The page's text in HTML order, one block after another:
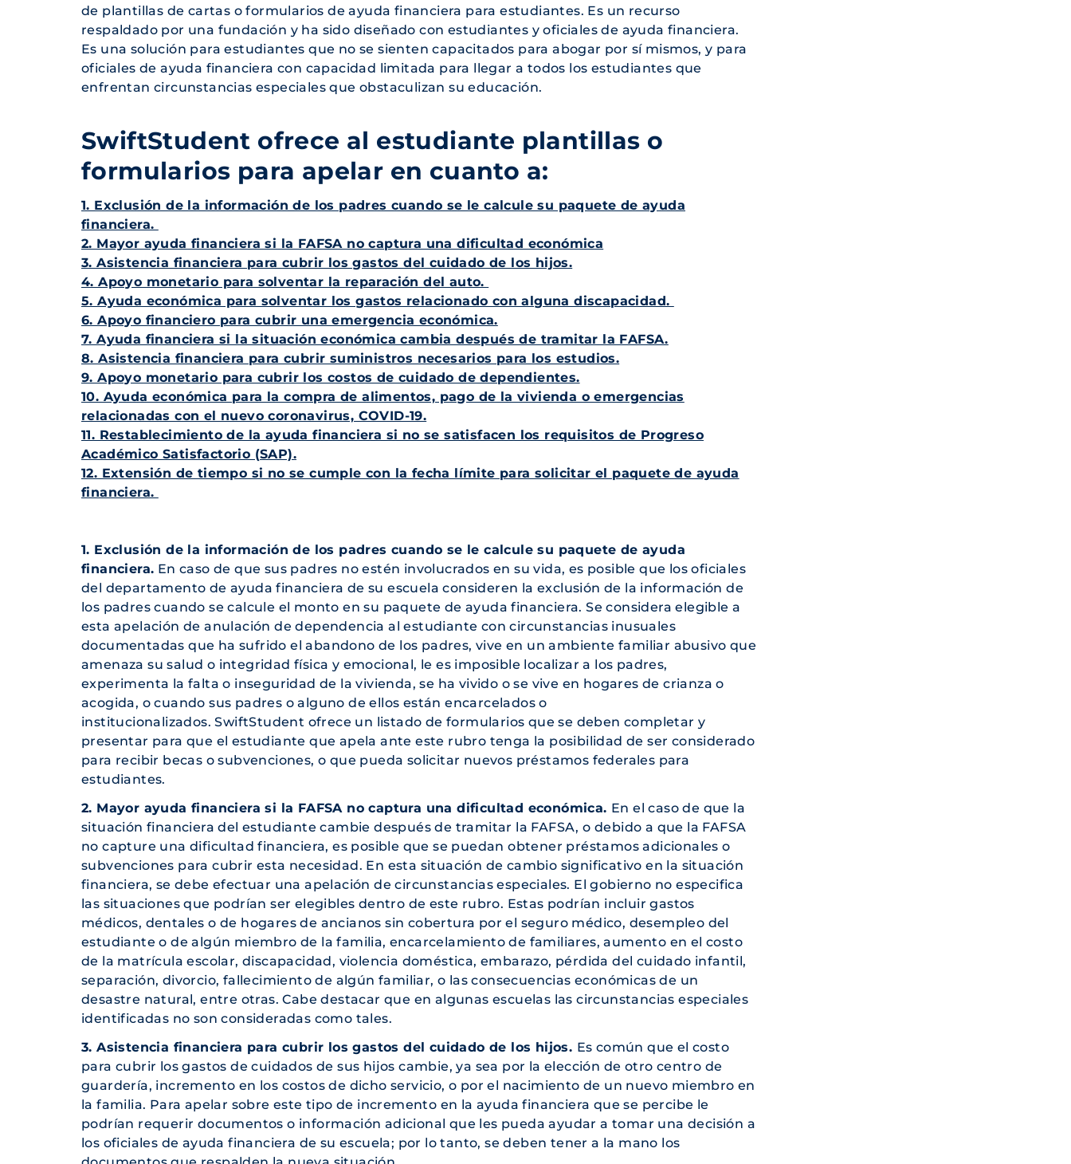
de plantillas de cartas o formularios de ayuda financiera para estudiantes. Es un recurso
respaldado por una fundación y ha sido diseñado con estudiantes y oficiales de ayuda financiera.
Es una solución para estudiantes que no se sienten capacitados para abogar por sí mismos, y para
oficiales de ayuda financiera con capacidad limitada para llegar a todos los estudiantes que
enfrentan circunstancias especiales que obstaculizan su educación.
SwiftStudent ofrece al estudiante plantillas o
formularios para apelar en cuanto a:
1. Exclusión de la información de los padres cuando se le calcule su paquete de ayuda
financiera.
2. Mayor ayuda financiera si la FAFSA no captura una dificultad económica
3. Asistencia financiera para cubrir los gastos del cuidado de los hijos.
4. Apoyo monetario para solventar la reparación del auto.
5. Ayuda económica para solventar los gastos relacionado con alguna discapacidad.
6. Apoyo financiero para cubrir una emergencia económica.
7. Ayuda financiera si la situación económica cambia después de tramitar la FAFSA.
8. Asistencia financiera para cubrir suministros necesarios para los estudios.
9. Apoyo monetario para cubrir los costos de cuidado de dependientes.
10. Ayuda económica para la compra de alimentos, pago de la vivienda o emergencias
relacionadas con el nuevo coronavirus, COVID-19.
11. Restablecimiento de la ayuda financiera si no se satisfacen los requisitos de Progreso
Académico Satisfactorio (SAP).
12. Extensión de tiempo si no se cumple con la fecha límite para solicitar el paquete de ayuda
financiera.
1. Exclusión de la información de los padres cuando se le calcule su paquete de ayuda
financiera. En caso de que sus padres no estén involucrados en su vida, es posible que los oficiales
del departamento de ayuda financiera de su escuela consideren la exclusión de la información de
los padres cuando se calcule el monto en su paquete de ayuda financiera. Se considera elegible a
esta apelación de anulación de dependencia al estudiante con circunstancias inusuales
documentadas que ha sufrido el abandono de los padres, vive en un ambiente familiar abusivo que
amenaza su salud o integridad física y emocional, le es imposible localizar a los padres,
experimenta la falta o inseguridad de la vivienda, se ha vivido o se vive en hogares de crianza o
acogida, o cuando sus padres o alguno de ellos están encarcelados o
institucionalizados. SwiftStudent ofrece un listado de formularios que se deben completar y
presentar para que el estudiante que apela ante este rubro tenga la posibilidad de ser considerado
para recibir becas o subvenciones, o que pueda solicitar nuevos préstamos federales para
estudiantes.
2. Mayor ayuda financiera si la FAFSA no captura una dificultad económica. En el caso de que la
situación financiera del estudiante cambie después de tramitar la FAFSA, o debido a que la FAFSA
no capture una dificultad financiera, es posible que se puedan obtener préstamos adicionales o
subvenciones para cubrir esta necesidad. En esta situación de cambio significativo en la situación
financiera, se debe efectuar una apelación de circunstancias especiales. El gobierno no especifica
las situaciones que podrían ser elegibles dentro de este rubro. Estas podrían incluir gastos
médicos, dentales o de hogares de ancianos sin cobertura por el seguro médico, desempleo del
estudiante o de algún miembro de la familia, encarcelamiento de familiares, aumento en el costo
de la matrícula escolar, discapacidad, violencia doméstica, embarazo, pérdida del cuidado infantil,
separación, divorcio, fallecimiento de algún familiar, o las consecuencias económicas de un
desastre natural, entre otras. Cabe destacar que en algunas escuelas las circunstancias especiales
identificadas no son consideradas como tales.
3. Asistencia financiera para cubrir los gastos del cuidado de los hijos. Es común que el costo
para cubrir los gastos de cuidados de sus hijos cambie, ya sea por la elección de otro centro de
guardería, incremento en los costos de dicho servicio, o por el nacimiento de un nuevo miembro en
la familia. Para apelar sobre este tipo de incremento en la ayuda financiera que se percibe le
podrían requerir documentos o información adicional que les pueda ayudar a tomar una decisión a
los oficiales de ayuda financiera de su escuela; por lo tanto, se deben tener a la mano los